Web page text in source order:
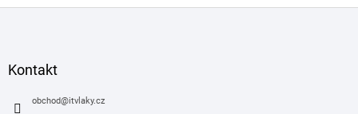
Kontakt
obchod@itvlaky.cz